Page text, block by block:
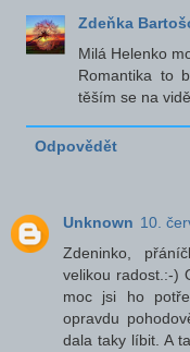
Zdeňka
Milá Helenko
Romantika to
těším se na
Odpovědět
Unknown 10.
Zdeninko,
velikou radost.:-)
moc jsi ho
opravdu
dala taky líbit. A